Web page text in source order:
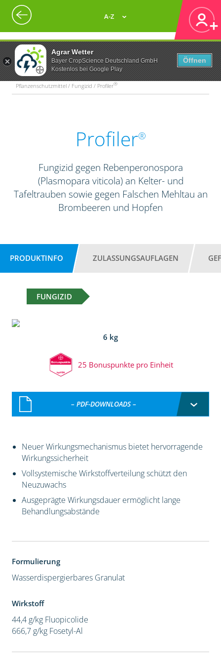
Agrar Wetter
Bayer CropScience Deutschland GmbH
Kostenlos bei Google Play
Öffnen
A-Z
Pflanzenschutzmittel / Fungizid / Profiler®
Profiler®
Fungizid gegen Rebenperonospora
(Plasmopara viticola) an Kelter- und
Tafeltrauben sowie gegen Falschen Mehltau an
Brombeeren und Hopfen
PRODUKTINFO ZULASSUNGSAUFLAGEN
FUNGIZID
6 kg
25 Bonuspunkte pro Einheit
– PDF-DOWNLOADS –
Neuer Wirkungsmechanismus bietet hervorragende
Wirkungssicherheit
Vollsystemische Wirkstoffverteilung schützt den
Neuzuwachs
Ausgeprägte Wirkungsdauer ermöglicht lange
Behandlungsabstände
Formulierung
Wasserdispergierbares Granulat
Wirkstoff
44,4 g/kg Fluopicolide
666,7 g/kg Fosetyl-Al